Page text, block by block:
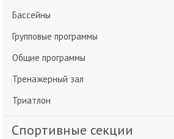
Бассейны
Групповые программы
Общие программы
Тренажерный зал
Триатлон
Спортивные секции